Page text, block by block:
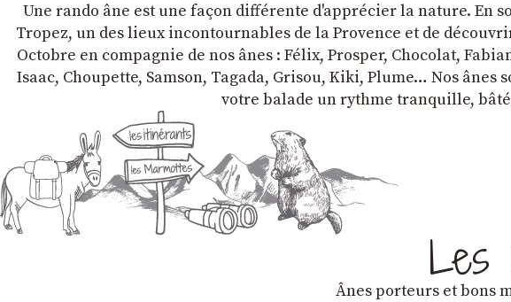
Une rando âne est une façon différente d'apprécier la nature. En
Tropez, un des lieux incontournables de la Provence et de
Octobre en compagnie de nos ânes : Félix, Prosper, Chocolat,
Isaac, Choupette, Samson, Tagada, Grisou, Kiki, Plume… Nos
votre balade un rythme tranquille,
Les
Ânes porteurs et bons